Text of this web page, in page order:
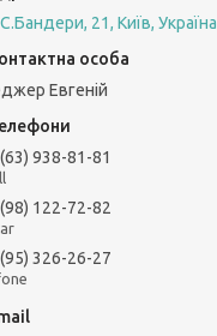
21, Київ, Україна
Евгеній
938-81-81
122-72-82
326-26-27